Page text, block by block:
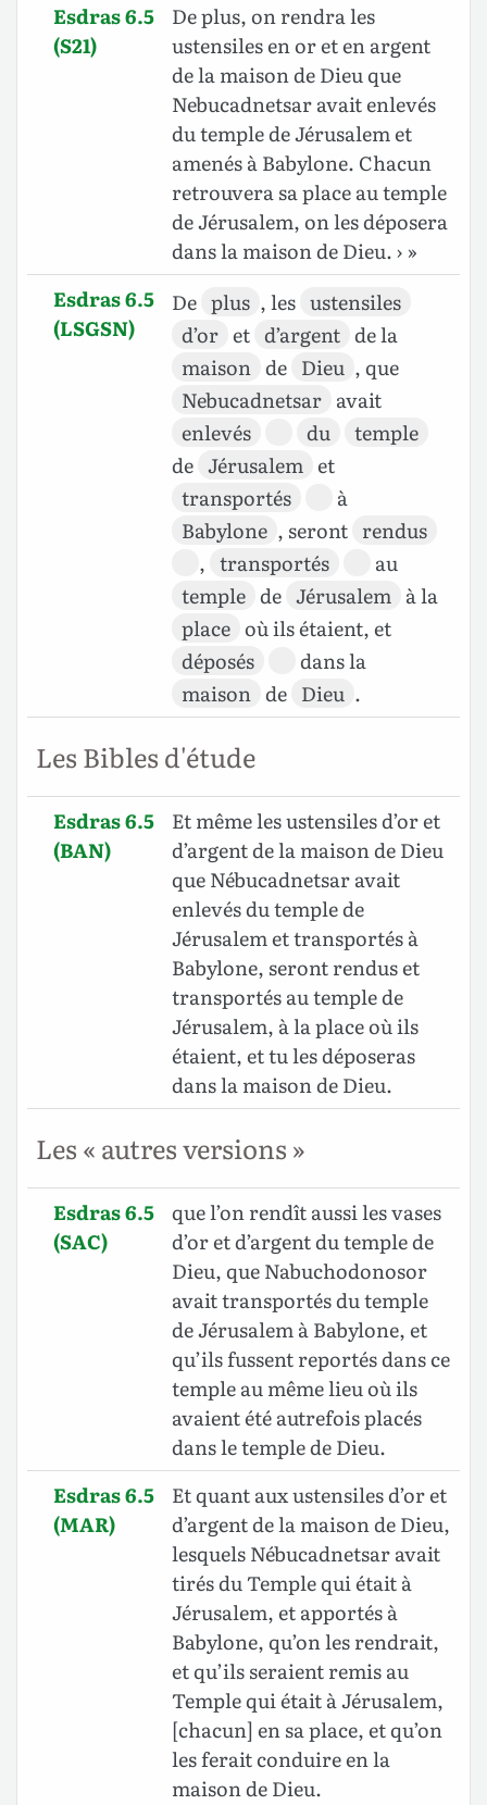
Esdras 6.5
(S21)
De plus, on rendra les
ustensiles en or et en argent
de la maison de Dieu que
Nebucadnetsar avait enlevés
du temple de Jérusalem et
amenés à Babylone. Chacun
retrouvera sa place au temple
de Jérusalem, on les déposera
dans la maison de Dieu. › »
Esdras 6.5
(LSGSN)
De plus , les ustensiles
d’or et d’argent de la
maison de Dieu , que
Nebucadnetsar avait
enlevés
du
temple
de Jérusalem et
transportés
à
Babylone , seront rendus
, transportés
au
temple de Jérusalem à la
place où ils étaient, et
déposés
dans la
maison de Dieu .
Les Bibles d'étude
Esdras 6.5
(BAN)
Et même les ustensiles d’or et
d’argent de la maison de Dieu
que Nébucadnetsar avait
enlevés du temple de
Jérusalem et transportés à
Babylone, seront rendus et
transportés au temple de
Jérusalem, à la place où ils
étaient, et tu les déposeras
dans la maison de Dieu.
Les « autres versions »
Esdras 6.5
(SAC)
que l’on rendît aussi les vases
d’or et d’argent du temple de
Dieu, que Nabuchodonosor
avait transportés du temple
de Jérusalem à Babylone, et
qu’ils fussent reportés dans ce
temple au même lieu où ils
avaient été autrefois placés
dans le temple de Dieu.
Esdras 6.5
(MAR)
Et quant aux ustensiles d’or et
d’argent de la maison de Dieu,
lesquels Nébucadnetsar avait
tirés du Temple qui était à
Jérusalem, et apportés à
Babylone, qu’on les rendrait,
et qu’ils seraient remis au
Temple qui était à Jérusalem,
[chacun] en sa place, et qu’on
les ferait conduire en la
maison de Dieu.